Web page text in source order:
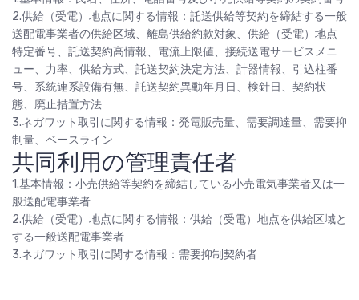
2.供給（受電）地点に関する情報：託送供給等契約を締結する一般
送配電事業者の供給区域、離島供給約款対象、供給（受電）地点
特定番号、託送契約高情報、電流上限値、接続送電サービスメニ
ュー、力率、供給方式、託送契約決定方法、計器情報、引込柱番
号、系統連系設備有無、託送契約異動年月日、検針日、契約状
態、廃止措置方法
3.ネガワット取引に関する情報：発電販売量、需要調達量、需要抑
制量、ベースライン
共同利用の管理責任者
1.基本情報：小売供給等契約を締結している小売電気事業者又は一
般送配電事業者
2.供給（受電）地点に関する情報：供給（受電）地点を供給区域と
する一般送配電事業者
3.ネガワット取引に関する情報：需要抑制契約者